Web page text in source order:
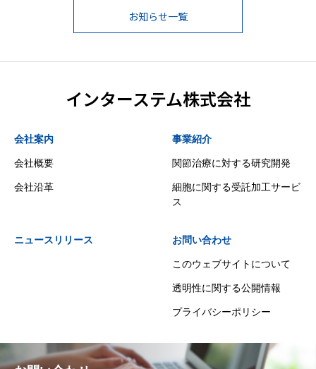
お知らせ一覧
インターステム株式会社
会社案内
会社概要
会社沿革
事業紹介
関節治療に対する研究開発
細胞に関する受託加工サービ
ス
ニュースリリース お問い合わせ
このウェブサイトについて
透明性に関する公開情報
プライバシーポリシー